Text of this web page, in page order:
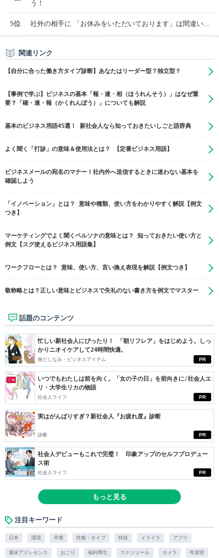
う！
5位 社外の相手に 「お休みをいただいております」は間違い...
関連リンク
【自分に合った働き方タイプ診断】あなたはリーダー型？独立型？
【事例で学ぶ】ビジネスの基本「報・連・相（ほうれんそう）」はなぜ重
要？「確・連・報（かくれんぼう）」についても解説
基本のビジネス用語45選！ 新社会人なら知っておきたいしごと語辞典
よく聞く「打診」の意味＆使用法とは？ 【定番ビジネス用語】
ビジネスメールの宛名のマナー！社内外へ送信するときに迷わない基本を
確認しよう
「イノベーション」とは？ 意味や種類、使い方をわかりやすく解説【例文
つき】
マーケティングでよく聞くペルソナの意味とは？ 知っておきたい使い方と
例文【スグ使えるビジネス用語集】
ワークフローとは？ 意味、使い方、言い換え表現を解説【例文つき】
敬称略とは？正しい意味とビジネスで失礼のない書き方を例文でマスター
話題のコンテンツ
PR
忙しい新社会人にぴったり！ 「朝リフレア」をはじめよう。しっ
かりニオイケアして24時間快適。
身だしなみ・ビジネスアイテム
PR
いつでもわたしは前を向く。「女の子の日」を前向きに♪社会人エ
リ・大学生リカの物語
社会人ライフ
PR
実はがんばりすぎ？新社会人『お疲れ度』診断
診断
PR
社会人デビューもこれで完璧！ 印象アップのセルフプロデュー
ス術
社会人ライフ
もっと見る
注目キーワード
日本 環境 卒業 性格・タイプ 特技 イライラ アプリ
週末アドレセンス おごり 福利厚生 スケジュール カメラ 年賀状